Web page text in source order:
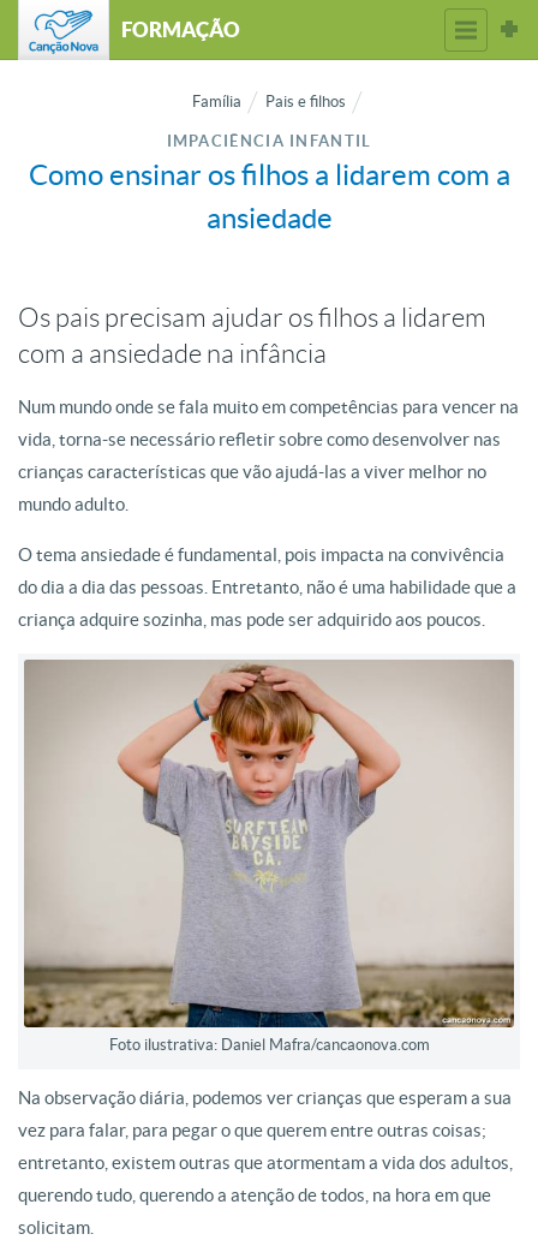
FORMAÇÃO
Família Pais e filhos
IMPACIÊNCIA INFANTIL
Como ensinar os filhos a lidarem com a
ansiedade
Os pais precisam ajudar os filhos a lidarem
com a ansiedade na infância
Num mundo onde se fala muito em competências para vencer na
vida, torna-se necessário refletir sobre como desenvolver nas
crianças características que vão ajudá-las a viver melhor no
mundo adulto.
O tema ansiedade é fundamental, pois impacta na convivência
do dia a dia das pessoas. Entretanto, não é uma habilidade que a
criança adquire sozinha, mas pode ser adquirido aos poucos.
Foto ilustrativa: Daniel Mafra/cancaonova.com
Na observação diária, podemos ver crianças que esperam a sua
vez para falar, para pegar o que querem entre outras coisas;
entretanto, existem outras que atormentam a vida dos adultos,
querendo tudo, querendo a atenção de todos, na hora em que
solicitam.